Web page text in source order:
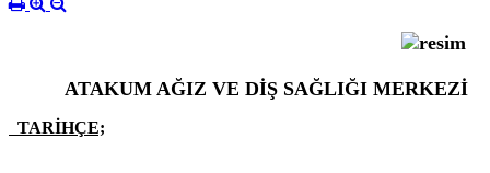
ATAKUM AĞIZ VE DİŞ SAĞLIĞI MERKEZİ
TARİHÇE;